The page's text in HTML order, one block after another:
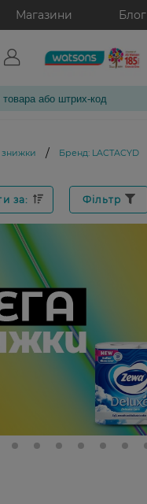
Магазини Блог
знижки / Бренд: LACTACYD
за: Фільтр